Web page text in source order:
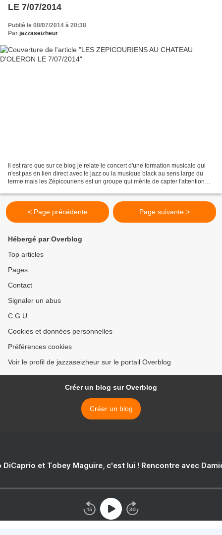
LE 7/07/2014
Publié le 08/07/2014 à 20:38
Par jazzaseizheur
Il est rare que sur ce blog je relate le concert d'une formation musicale qui
n'est pas en lien direct avec le jazz ou la musique black au sens large du
terme mais les Zépicouriens est un groupe qui mérite de capter l'attention
< Page précédente Page suivante >
Hébergé par Overblog
Top articles
Pages
Contact
Signaler un abus
C.G.U.
Cookies et données personnelles
Préférences cookies
Voir le profil de jazzaseizheur sur le portail Overblog
Créer un blog sur Overblog
Créer un blog
DiCaprio et Tobey Maguire, c'est lui ! Rencontre avec